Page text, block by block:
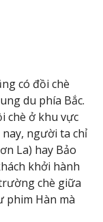
có đồi chè
du phía Bắc.
chè ở khu vực
người ta chỉ
La) hay Bảo
khởi hành
chè giữa
phim Hàn mà